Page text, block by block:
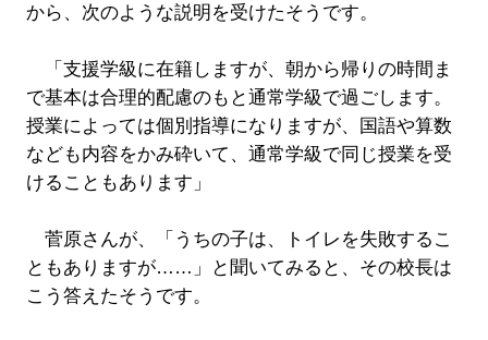
から、次のような説明を受けたそうです。
「支援学級に在籍しますが、朝から帰りの時間ま
で基本は合理的配慮のもと通常学級で過ごします。
授業によっては個別指導になりますが、国語や算数
なども内容をかみ砕いて、通常学級で同じ授業を受
けることもあります」
菅原さんが、「うちの子は、トイレを失敗するこ
ともありますが……」と聞いてみると、その校長は
こう答えたそうです。